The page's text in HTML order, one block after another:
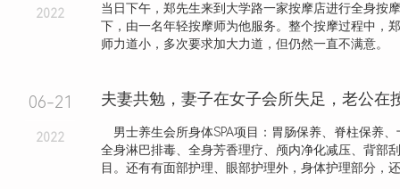
2022
当日下午，郑先生来到大学路一家按摩店进行全身按
下，由一名年轻按摩师为他服务。整个按摩过程中，
师力道小，多次要求加大力道，但仍然一直不满意。
06-21
2022
男士养生会所身体SPA项目：胃肠保养、脊柱保养
全身淋巴排毒、全身芳香理疗、颅内净化减压、背部
目。还有有面部护理、眼部护理外，身体护理部分，